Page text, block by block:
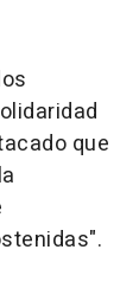
que